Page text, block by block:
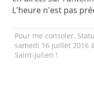
L'heure n'est pas
Pour me consoler,
samedi 16 juillet 2016
Saint-Julien !